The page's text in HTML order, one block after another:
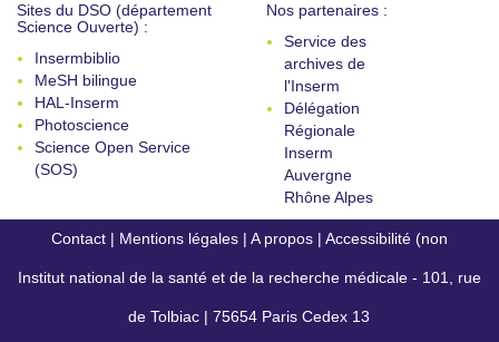
Sites du DSO (département
Science Ouverte) :
Insermbiblio
MeSH bilingue
HAL-Inserm
Photoscience
Science Open Service
(SOS)
Nos partenaires :
Service des
archives de
l'Inserm
Délégation
Régionale
Inserm
Auvergne
Rhône Alpes
Contact | Mentions légales | A propos | Accessibilité (non
conforme)
Institut national de la santé et de la recherche médicale - 101, rue
de Tolbiac | 75654 Paris Cedex 13